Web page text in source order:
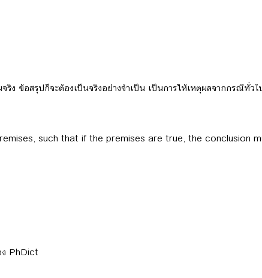
ง ข้อสรุปก็จะต้องเป็นจริงอย่างจำเป็น เป็นการให้เหตุผลจากกรณีทั่ว
such that if the premises are true, the conclusion
ง PhDict